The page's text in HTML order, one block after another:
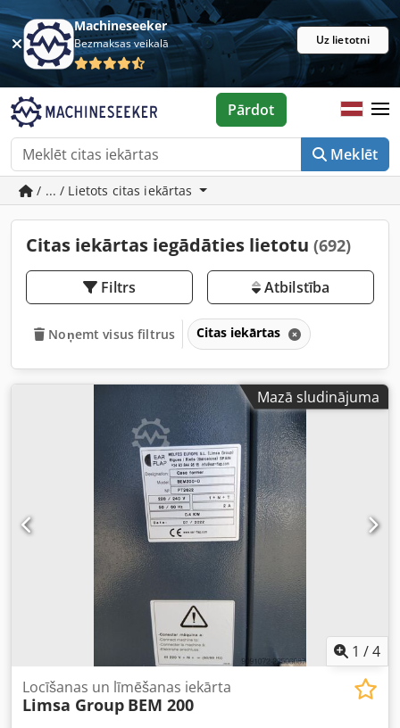
Machineseeker
Bezmaksas veikalā Uz lietotni
Meklēt
Pārdot
/ ... / Lietots citas iekārtas
Citas iekārtas iegādāties lietotu (692)
Filtrs Atbilstība
Noņemt visus filtrus Citas iekārtas
Mazā sludinājuma
1 /4
Locīšanas un līmēšanas iekārta
Limsa Group BEM 200